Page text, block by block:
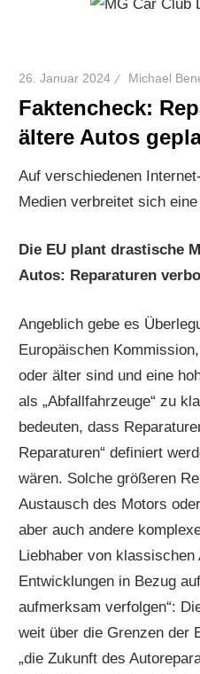
26. Januar 2024 Michael
Faktencheck:
ältere Autos
Auf verschiedenen
Medien verbreitet sich
Die EU plant drastische
Autos: Reparaturen
Angeblich gebe es
Europäischen
oder älter sind und eine
als „Abfallfahrzeuge“ zu
bedeuten, dass
Reparaturen“ definiert
wären. Solche größeren
Austausch des Motors
aber auch andere
Liebhaber von klassischen
Entwicklungen in Bezug
aufmerksam verfolgen“:
weit über die Grenzen der
„die Zukunft des